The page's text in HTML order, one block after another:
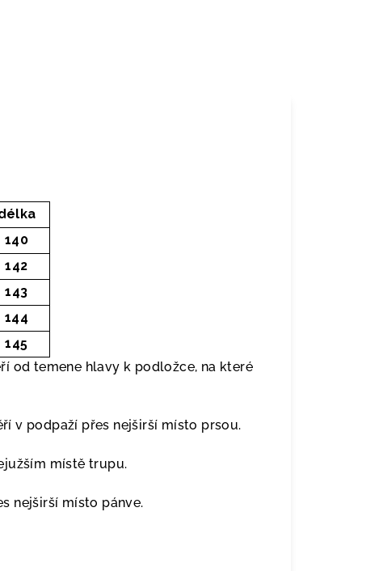
140
142
143
144
145
od temene hlavy k podložce, na které
v podpaží přes nejširší místo prsou.
místě trupu.
nejširší místo pánve.